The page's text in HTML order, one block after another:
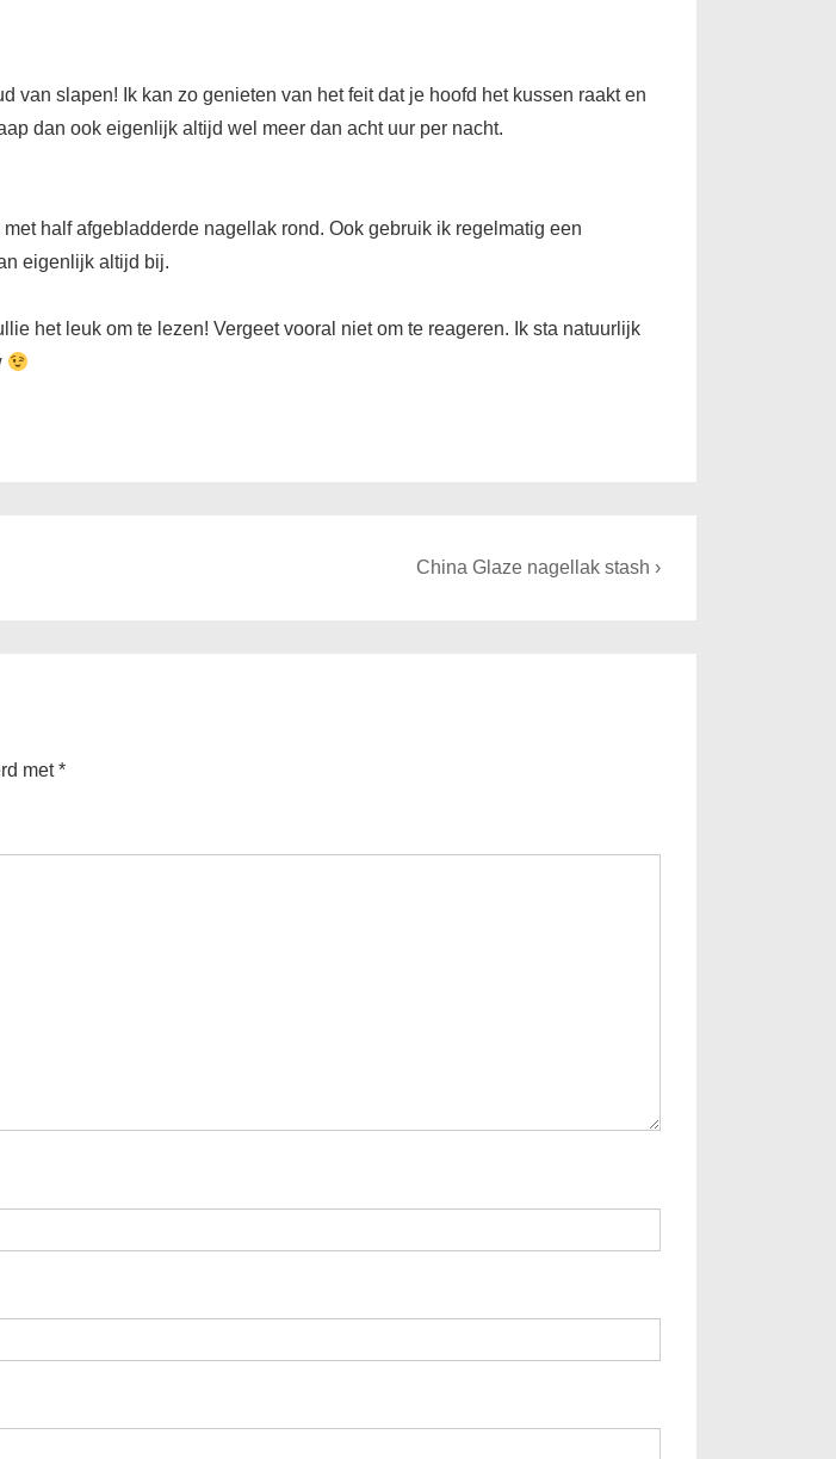
van slapen! Ik kan zo genieten van het feit dat je hoofd het kussen raakt en
dan ook eigenlijk altijd wel meer dan acht uur per nacht.
half afgebladderde nagellak rond. Ook gebruik ik regelmatig een
eigenlijk altijd bij.
het leuk om te lezen! Vergeet vooral niet om te reageren. Ik sta natuurlijk
Next
China Glaze nagellak stash ›
met*